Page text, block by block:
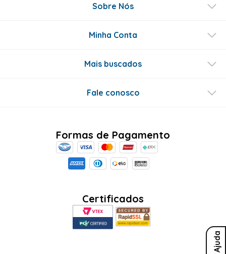
Ajuda
Sobre Nós
Minha Conta
Mais buscados
Fale conosco
Formas de Pagamento
Certificados